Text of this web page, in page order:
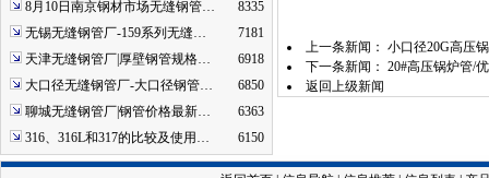
8月10日南京钢材市场无缝钢管…
8335
无锡无缝钢管厂-159系列无缝…
7181
天津无缝钢管厂|厚壁钢管规格…
6918
大口径无缝钢管厂-大口径钢管…
6850
聊城无缝钢管厂|钢管价格最新…
6363
316、316L和317的比较及使用…
6150
上一条新闻： 小口径20G高压
下一条新闻： 20#高压锅炉管/
返回上级新闻